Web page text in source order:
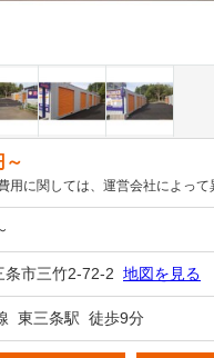
～
用に関しては、運営会社によって
条市三竹2-72-2 地図を見る
東三条駅 徒歩9分